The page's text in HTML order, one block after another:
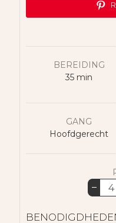
BEREIDING
35minuten
min
GANG
Hoofdgerecht
–